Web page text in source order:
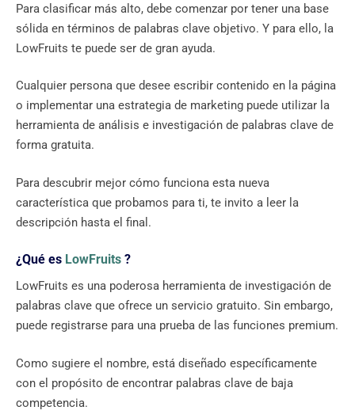
Para clasificar más alto, debe comenzar por tener una base
sólida en términos de palabras clave objetivo. Y para ello, la
LowFruits te puede ser de gran ayuda.
Cualquier persona que desee escribir contenido en la página
o implementar una estrategia de marketing puede utilizar la
herramienta de análisis e investigación de palabras clave de
forma gratuita.
Para descubrir mejor cómo funciona esta nueva
característica que probamos para ti, te invito a leer la
descripción hasta el final.
¿Qué es LowFruits ?
LowFruits es una poderosa herramienta de investigación de
palabras clave que ofrece un servicio gratuito. Sin embargo,
puede registrarse para una prueba de las funciones premium.
Como sugiere el nombre, está diseñado específicamente
con el propósito de encontrar palabras clave de baja
competencia.